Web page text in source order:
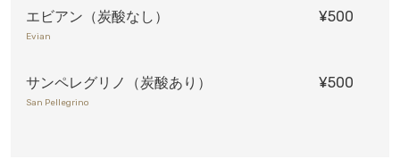
エビアン（炭酸なし） ¥500
Evian
サンペレグリノ（炭酸あり） ¥500
San Pellegrino